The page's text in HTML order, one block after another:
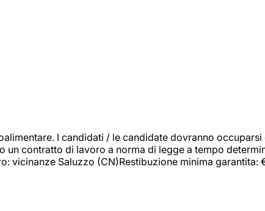
I candidati / le candidate dovranno
contratto di lavoro a norma di legge a tempo
Saluzzo (CN)Restibuzione minima garantita: